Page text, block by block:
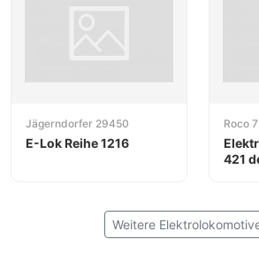
Jägerndorfer 29450
E-Lok Reihe 1216
Roco
421
Weitere